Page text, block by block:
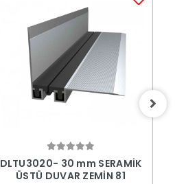
DLTU3020- 30 mm SERAMİK
ÜSTÜ DUVAR ZEMİN 81